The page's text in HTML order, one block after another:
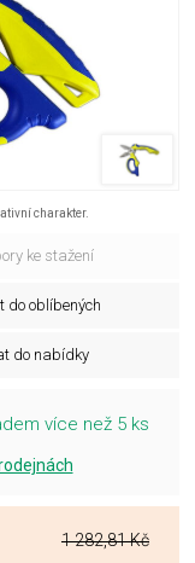
charakter.
ke stažení
do oblíbených
do nabídky
více než 5 ks
1 282,81 Kč